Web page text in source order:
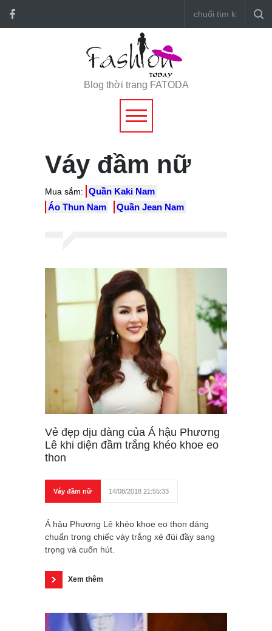
Blog thời trang FATODA
Váy đầm nữ
Mua sắm:
Quần Kaki Nam
Áo Thun Nam
Quần Jean Nam
Vẻ đẹp dịu dàng của Á hậu Phương
Lê khi diện đầm trắng khéo khoe eo
thon
Váy đầm nữ 14/08/2018 21:55:33
Á hậu Phương Lê khéo khoe eo thon dáng
chuẩn trong chiếc váy trắng xẻ đùi đầy sang
trọng và cuốn hút.
Xem thêm